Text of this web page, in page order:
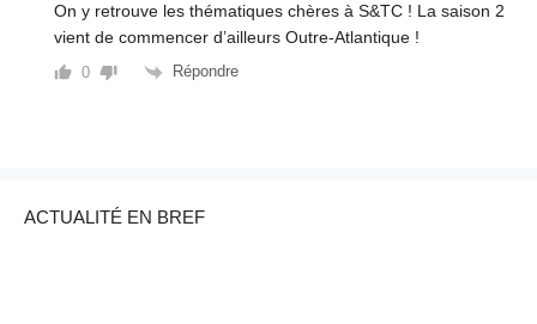
On y retrouve les thématiques chères à S&TC ! La saison 2
vient de commencer d’ailleurs Outre-Atlantique !
0 Répondre
ACTUALITÉ EN BREF